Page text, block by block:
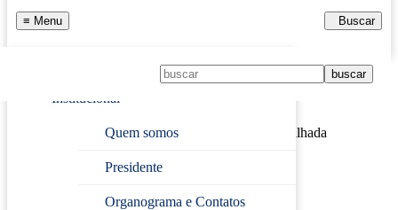
≡ Menu
Institucional
Quem somos
Presidente
Organograma e Contatos
Buscar
Receitas e Despesas › Despesa Detalhada
Despesa Detalhada